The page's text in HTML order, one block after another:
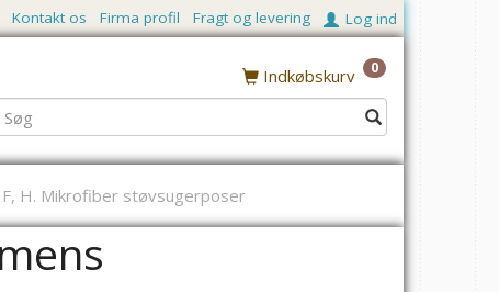
Log ind
Fragt og levering
Firma profil
Kontakt os
Indkøbskurv 0
H. Mikrofiber støvsugerposer